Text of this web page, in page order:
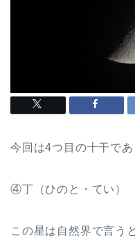
今回は4つ目の十干で
④丁（ひのと・てい）
この星は自然界で言う